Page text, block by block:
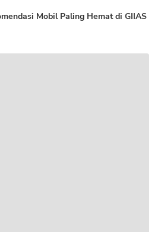
Mobil Paling Hemat di GIIAS